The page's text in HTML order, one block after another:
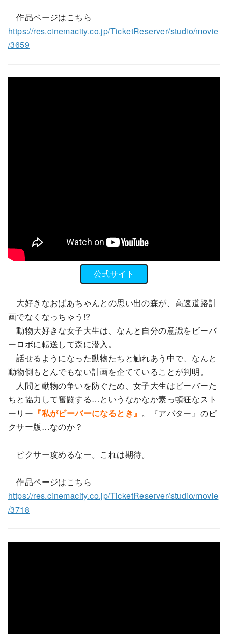
作品ページはこちら
https://res.cinemacity.co.jp/TicketReserver/studio/movie
/3659
公式サイト
大好きなおばあちゃんとの思い出の森が、高速道路計
画でなくなっちゃう!?
動物大好きな女子大生は、なんと自分の意識をビーバ
ーロボに転送して森に潜入。
話せるようになった動物たちと触れあう中で、なんと
動物側もとんでもない計画を企てていることが判明。
人間と動物の争いを防ぐため、女子大生はビーバーた
ちと協力して奮闘する…というなかなか素っ頓狂なスト
ーリー 『私がビーバーになるとき』 。『アバター』のピ
クサー版…なのか？
ピクサー攻めるなー。これは期待。
作品ページはこちら
https://res.cinemacity.co.jp/TicketReserver/studio/movie
/3718